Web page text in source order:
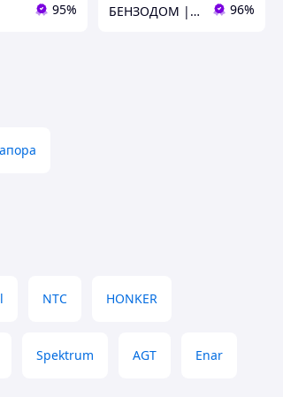
95% БЕНЗОДОМ | садовая техника и электроинструмент 96%
NTC HONKER
Spektrum AGT Enar